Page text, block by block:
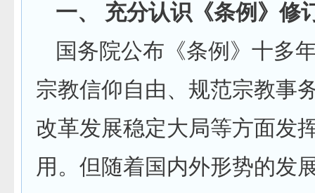
一、 充分认识《条例》修
国务院公布《条例》十多
宗教信仰自由、规范宗教事
改革发展稳定大局等方面发
用。但随着国内外形势的发